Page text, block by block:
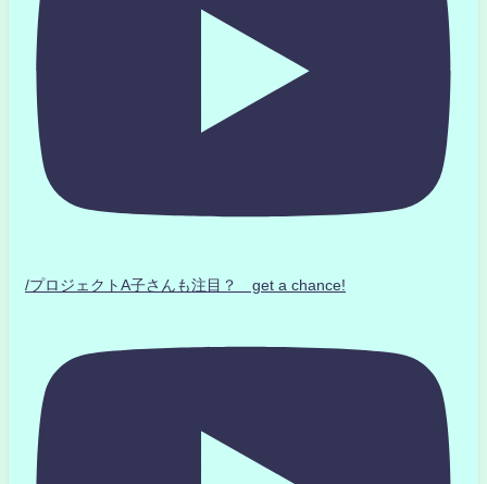
/プロジェクトA子さんも注目？ get a chance!